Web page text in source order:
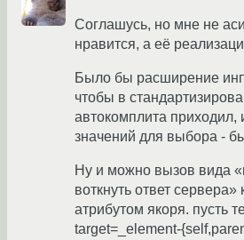
Соглашусь, но мне не
нравится, а её
Было бы расширение
чтобы в
автокомплита приходил,
значений для выбора -
Ну и можно вызов вида
воткнуть ответ сервера»
атрибутом якоря. пусть
target=_element-